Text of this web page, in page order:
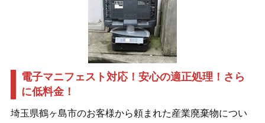
電子マニフェスト対応！安心の適正処理！さら
に低料金！
埼玉県鶴ヶ島市のお客様から頼まれた産業廃棄物につい